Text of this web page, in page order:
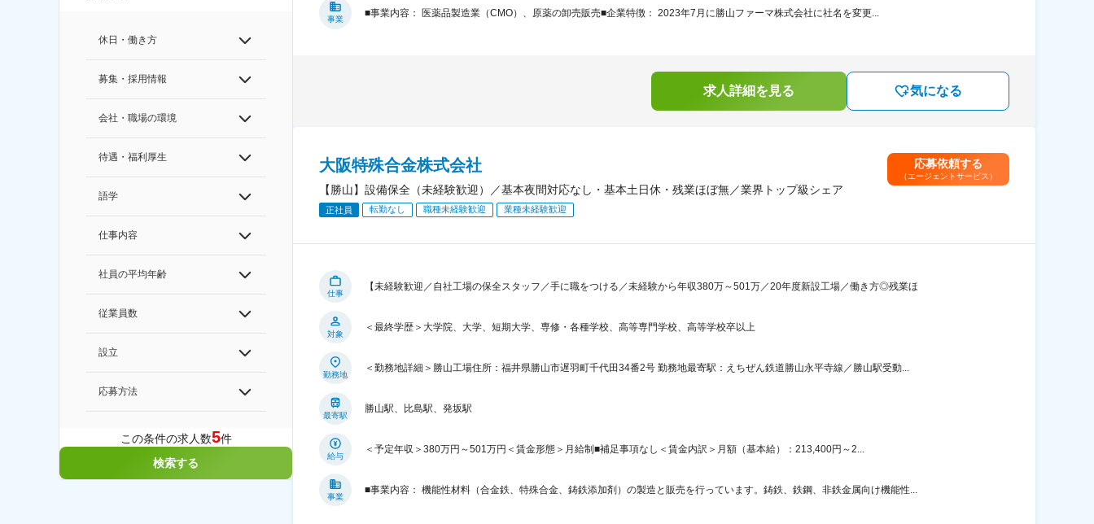
休日・働き方
募集・採用情報
会社・職場の環境
待遇・福利厚生
語学
仕事内容
社員の平均年齢
従業員数
設立
応募方法
この条件の求人数5件
検索する
事業
■事業内容： 医薬品製造業（CMO）、原薬の卸売販売■企業特徴： 2023年7月に勝山ファーマ株式会社に社名を変更...
求人詳細を見る 気になる
大阪特殊合金株式会社
【勝山】設備保全（未経験歓迎）／基本夜間対応なし・基本土日休・残業ほぼ無／業界トップ級シェア
正社員 転勤なし 職種未経験歓迎 業種未経験歓迎
応募依頼する
（エージェントサービス）
仕事
【未経験歓迎／自社工場の保全スタッフ／手に職をつける／未経験から年収380万～501万／20年度新設工場／働き方◎残業ほ
対象
＜最終学歴＞大学院、大学、短期大学、専修・各種学校、高等専門学校、高等学校卒以上
勤務地
＜勤務地詳細＞勝山工場住所：福井県勝山市遅羽町千代田34番2号 勤務地最寄駅：えちぜん鉄道勝山永平寺線／勝山駅受動...
最寄駅
勝山駅、比島駅、発坂駅
給与
＜予定年収＞380万円～501万円＜賃金形態＞月給制■補足事項なし＜賃金内訳＞月額（基本給）：213,400円～2...
事業
■事業内容： 機能性材料（合金鉄、特殊合金、鋳鉄添加剤）の製造と販売を行っています。鋳鉄、鉄鋼、非鉄金属向け機能性...